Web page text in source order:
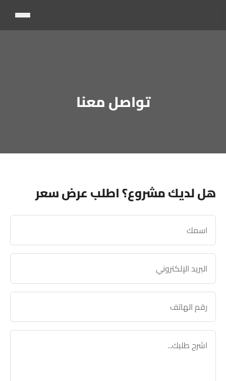
تواصل معنا
هل لديك مشروع؟ اطلب عرض سعر